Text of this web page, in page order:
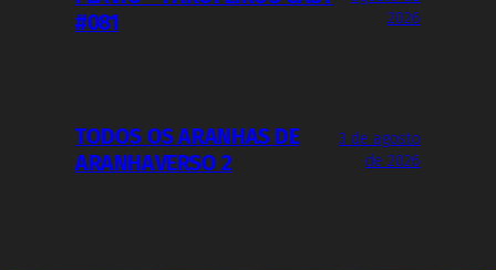
#081
2026
TODOS OS ARANHAS DE
ARANHAVERSO 2
3 de agosto
de 2026